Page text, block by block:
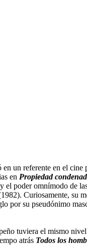
un referente en el
en Propiedad
el poder omnímodo de
Curiosamente, su
por su pseudónimo
tuviera el mismo
atrás Todos los